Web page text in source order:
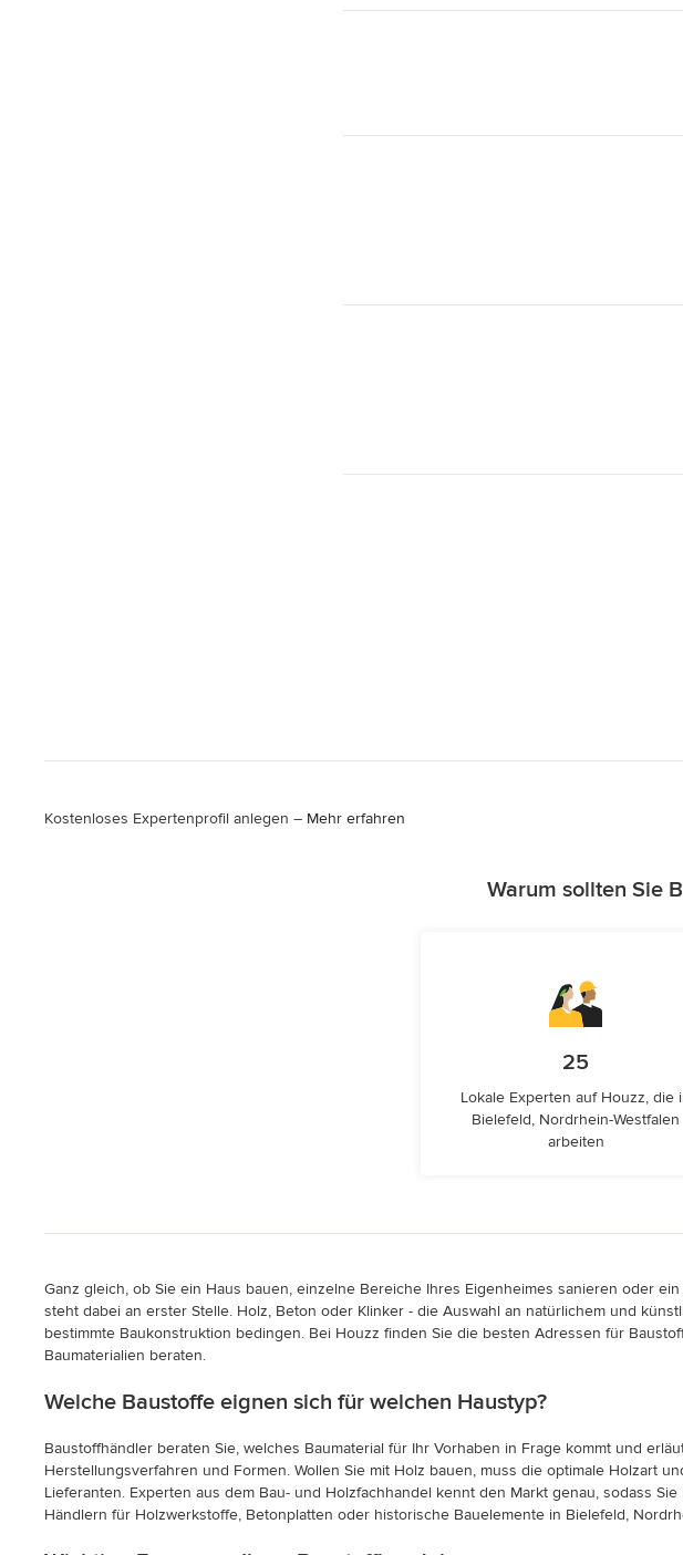
Kostenloses Expertenprofil anlegen – Mehr erfahren
Warum sollten Sie
25
Lokale Experten auf Houzz, die
Bielefeld, Nordrhein-Westfalen
arbeiten
Ganz gleich, ob Sie ein Haus bauen, einzelne Bereiche Ihres Eigenheimes sanieren oder
steht dabei an erster Stelle. Holz, Beton oder Klinker - die Auswahl an natürlichem und
bestimmte Baukonstruktion bedingen. Bei Houzz finden Sie die besten Adressen für
Baumaterialien beraten.
Welche Baustoffe eignen sich für welchen Haustyp?
Baustoffhändler beraten Sie, welches Baumaterial für Ihr Vorhaben in Frage kommt und
Herstellungsverfahren und Formen. Wollen Sie mit Holz bauen, muss die optimale Holzart
Lieferanten. Experten aus dem Bau- und Holzfachhandel kennt den Markt genau, sodass
Händlern für Holzwerkstoffe, Betonplatten oder historische Bauelemente in Bielefeld,